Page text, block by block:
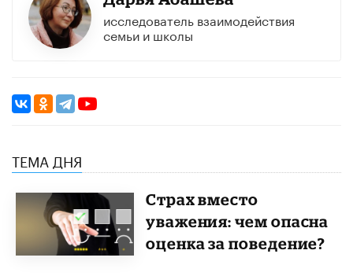
исследователь взаимодействия
семьи и школы
ТЕМА ДНЯ
Страх вместо
уважения: чем опасна
оценка за поведение?